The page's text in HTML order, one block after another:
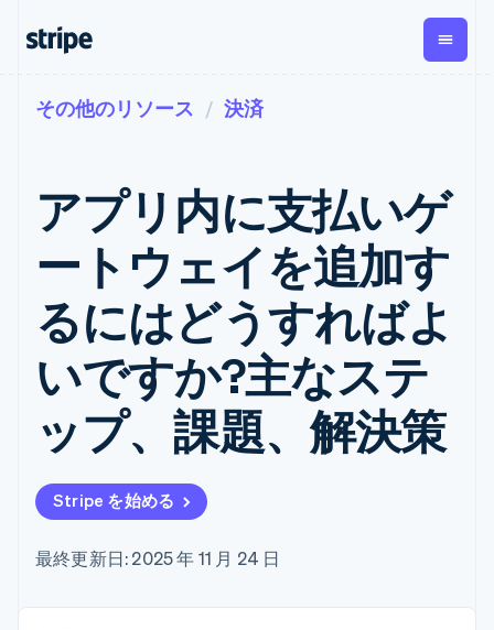
支払い
オンライン決
済
Managed
Payments
マーチャント
オブレコード
ソリューショ
ン
Payment links
不要の決済ペ
ージ
Checkout
構築済み決済
UI
Elements
ポーネント
決済手段
済手段を利用
収益
経常収益
Metronome
従量課金
サブスクリ
プション
サブスクリ
プションの
Invoicing
1 回限りまた
は継続
Tax
消費税と
VAT の自動
Recognition
自動化
Global
Payouts
第三者
への入
ットプ
イス
フォー
決済の
企業規模別
ユースケース別
エージェンティックコマ
ース
E コマース / ECサイト
埋込型金融
請求・財務関連
グローバルビジネス
アプリ内決済
マーケットプレイス
プラットフォーム
SaaS
ドキュメント
ライブラリと SDK
Stripe Apps
ガイド
オンライン決済を受け付
け
構築済みの決済を実装
プラットフォームまたは
マーケットプレイスを構
築する
理
従量課金請求を提供
のカードを発行
エージェントによるサー
と管理
学ぶ
ガイド
サポート
サポートに問い合わせる
管理サポートプラン
プロフェッショナルサー
ビス
会社
製品ロードマップ
レンス
ニュースルーム
その他のリソース 決済
アプリ内に支払いゲ
ートウェイを追加す
るにはどうすればよ
いですか?主なステ
ップ、課題、解決策
Stripe を始める
最終更新日: 2025 年 11 月 24 日